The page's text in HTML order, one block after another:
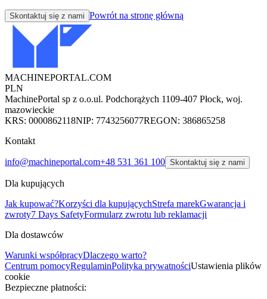
Skontaktuj się z nami Powrót na stronę główną
MACHINEPORTAL.COM
PLN
MachinePortal sp z o.o.ul. Podchorążych 1109-407 Płock, woj.
mazowieckie
KRS: 0000862118NIP: 7743256077REGON: 386865258
Kontakt
info@machineportal.com+48 531 361 100 Skontaktuj się z nami
Dla kupujących
Jak kupować?Korzyści dla kupującychStrefa marekGwarancja i
zwroty7 Days SafetyFormularz zwrotu lub reklamacji
Dla dostawców
Warunki współpracyDlaczego warto?
Centrum pomocyRegulaminPolityka prywatnościUstawienia plików
cookie
Bezpieczne płatności: